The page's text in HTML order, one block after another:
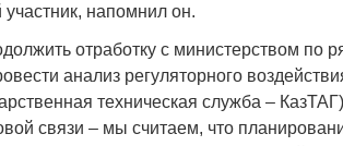
напомнил он.
отработку с министерством по
анализ регуляторного
техническая служба –
связи – мы считаем, что